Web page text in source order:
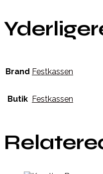
Brand Festkassen
Butik Festkassen